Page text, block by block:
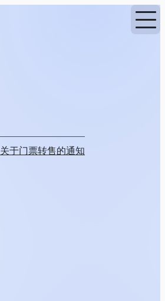
关于门票转售的通知